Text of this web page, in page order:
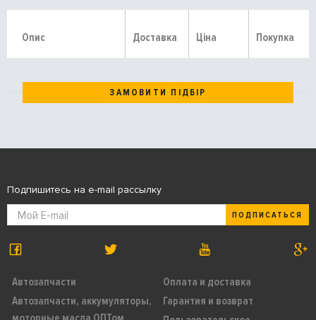
Опис Доставка Ціна Покупка
ЗАМОВИТИ ПІДБІР
Автозапчасти
Автозапчасти, аккумуляторы,
Оплата и доставка
Гарантия и возврат
Подпишитесь на e-mail рассылку
ПОДПИСАТЬСЯ